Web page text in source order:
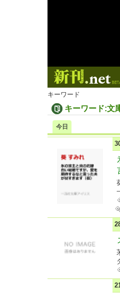
キーワード
キーワード:文
今日